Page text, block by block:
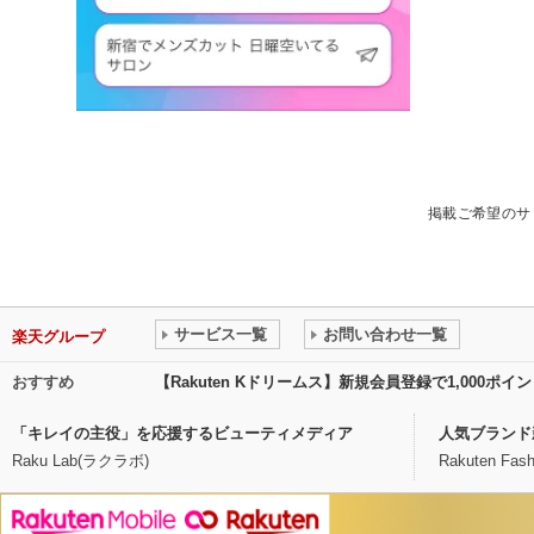
掲載ご希望の
楽天グループ サービス一覧 お問い合わせ一覧
おすすめ 【Rakuten Kドリームス】新規会員登録で1,000ポイ
「キレイの主役」を応援するビューティメディア
Raku Lab(ラクラボ)
人気ブラン
Rakuten